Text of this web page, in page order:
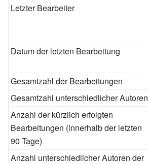
Letzter Bearbeiter
Datum der letzten Bearbeitung
Gesamtzahl der Bearbeitungen
Gesamtzahl unterschiedlicher Autoren
Anzahl der kürzlich erfolgten
Bearbeitungen (innerhalb der letzten
90 Tage)
Anzahl unterschiedlicher Autoren der